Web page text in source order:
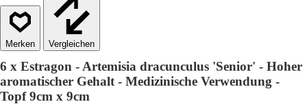
Vergleichen
6 x Estragon - Artemisia dracunculus 'Senior' - Hoher
aromatischer Gehalt - Medizinische Verwendung -
Topf 9cm x 9cm